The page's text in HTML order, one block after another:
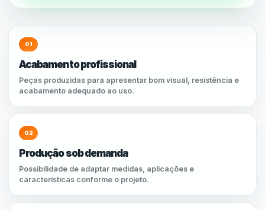
01
Acabamento profissional
Peças produzidas para apresentar bom visual, resistência e
acabamento adequado ao uso.
02
Produção sob demanda
Possibilidade de adaptar medidas, aplicações e
características conforme o projeto.